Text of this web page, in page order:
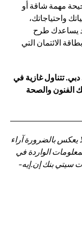
مهمة شاقة أو
واحتياجاتك،
يساعدك طرح
الائتمان التي
تتناول غازية في
الفنون والصحة
بالضرورة آراء
الواردة في
سيتي بنك إن.إيه-